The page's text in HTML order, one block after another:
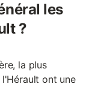
les
?
la plus
ont une